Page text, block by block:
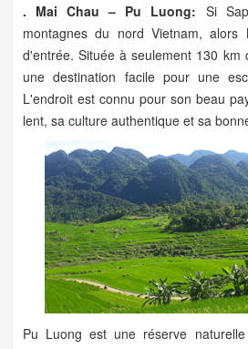
. Mai Chau – Pu Luong: Si
montagnes du nord Vietnam,
d'entrée. Située à seulement 130 km
une destination facile pour une
L'endroit est connu pour son beau
lent, sa culture authentique et sa
Pu Luong est une réserve